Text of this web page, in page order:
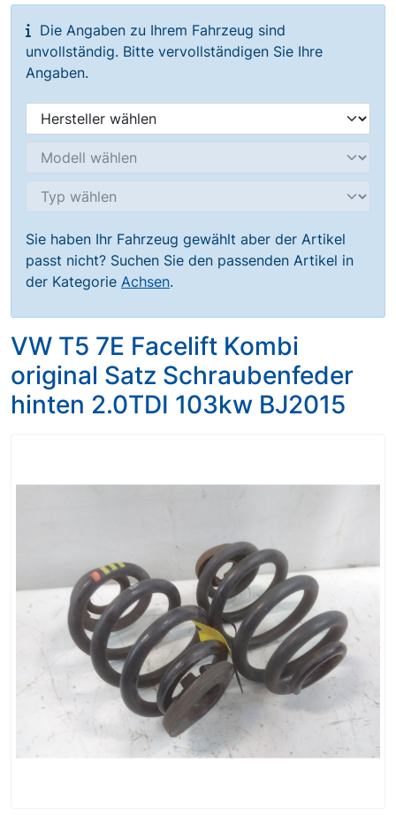
Die Angaben zu Ihrem Fahrzeug sind
unvollständig. Bitte vervollständigen Sie Ihre
Angaben.
Sie haben Ihr Fahrzeug gewählt aber der Artikel
passt nicht? Suchen Sie den passenden Artikel in
der Kategorie Achsen.
VW T5 7E Facelift Kombi
original Satz Schraubenfeder
hinten 2.0TDI 103kw BJ2015